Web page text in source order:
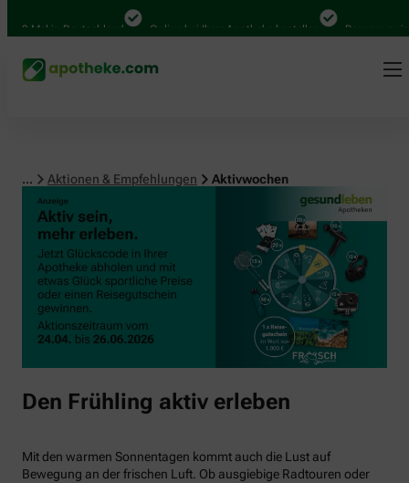
Mal in Deutschland Online bei Ihrer Apotheke bestellen Bequem
... Aktionen & Empfehlungen Aktivwochen
Den Frühling aktiv erleben
Mit den warmen Sonnentagen kommt auch die Lust auf
Bewegung an der frischen Luft. Ob ausgiebige Radtouren oder